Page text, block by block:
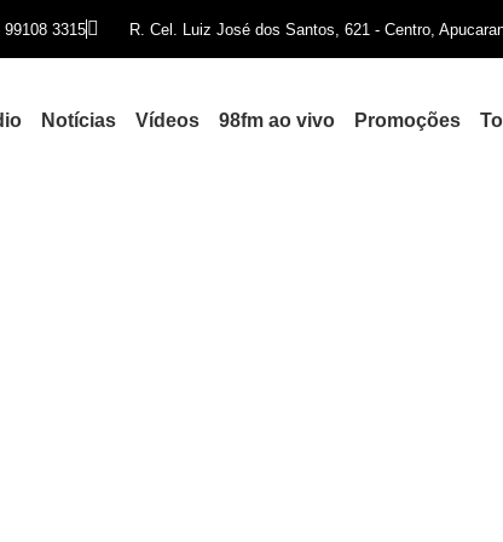
3315 R. Cel. Luiz José dos Santos, 621 - Centro,
Notícias Vídeos 98fm ao vivo Promoções